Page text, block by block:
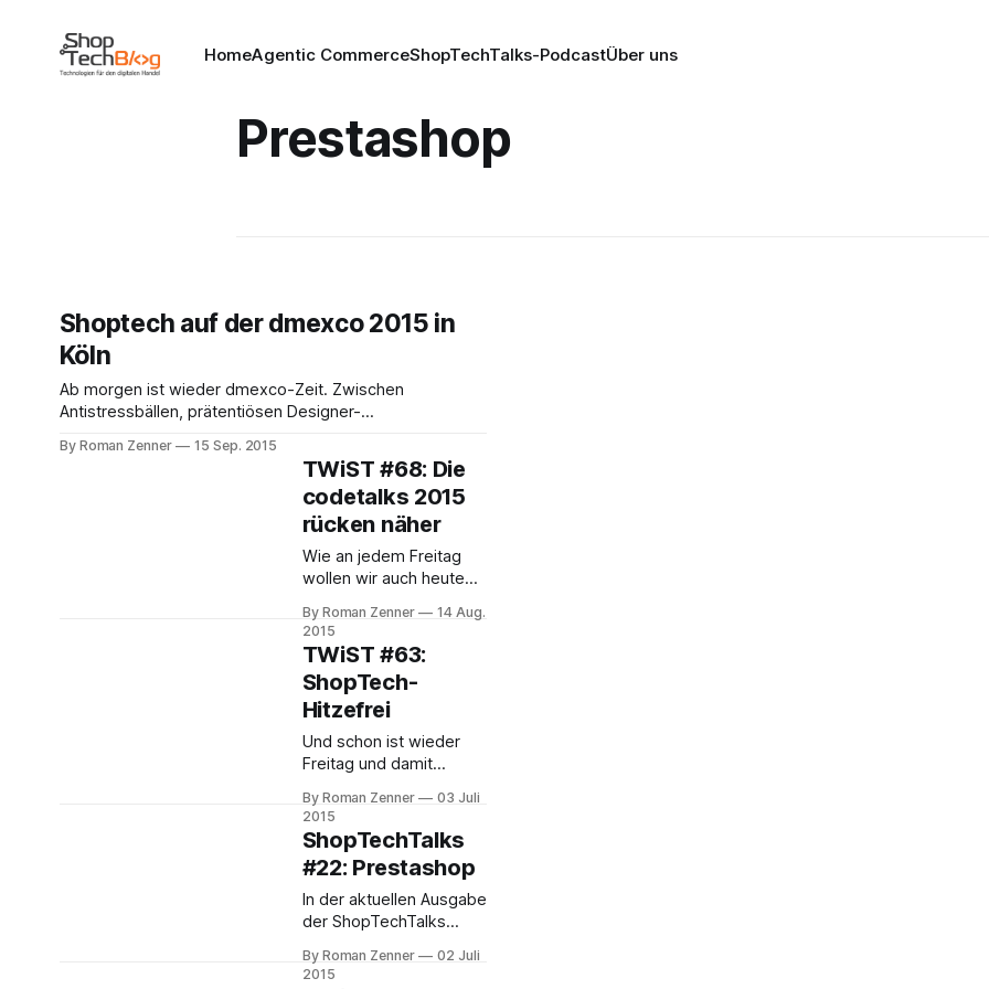
HomeAgentic CommerceShopTechTalks-PodcastÜber uns
Prestashop
Shoptech auf der dmexco 2015 in
Köln
Ab morgen ist wieder dmexco-Zeit. Zwischen
Antistressbällen, prätentiösen Designer-
haben sich in diesem Jahr auch wieder einige Shoptech-
Hersteller versteckt, deren Stände einen Besuch wert
sind. In alphabetischer Reihenfolge sind dies gemäß
dem Messe-Ausstellungsverzeichnis (wenn ich
By Roman Zenner 15 Sep. 2015
TWiST #68: Die
codetalks 2015
rücken näher
Wie an jedem Freitag
wollen wir auch heute
vergangene ShopTech-
Woche schauen. Ganz
langsam rücken die
codetalks 2015 (29.-30.
September 2015) in
Hamburg näher, und der
von Fabian Wesner
(Spryker) kuratierte E-
Commerce-Track füllt
sich zusehends. So
spricht unter anderem
der Macher des
By Roman Zenner
14 Aug.
2015
TWiST #63:
ShopTech-
Hitzefrei
Und schon ist wieder
Freitag und damit
die vergangene
ShopTechWoche
zurückzublicken. Es mag
an der Urlaubszeit bzw.
der Hitzewelle liegen:
viel hat sich nicht getan:
Shopware Community
Day 2015 hat begonnen.
By Roman Zenner
03 Juli
2015
ShopTechTalks
#22: Prestashop
In der aktuellen Ausgabe
der ShopTechTalks
(marmalade GmbH) von
By Roman Zenner
02 Juli
2015